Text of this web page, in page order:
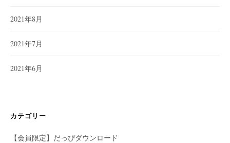
2021年8月
2021年7月
2021年6月
カテゴリー
【会員限定】だっぴダウンロード